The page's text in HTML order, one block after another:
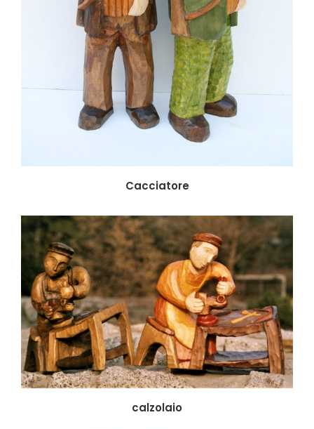
Cacciatore
calzolaio